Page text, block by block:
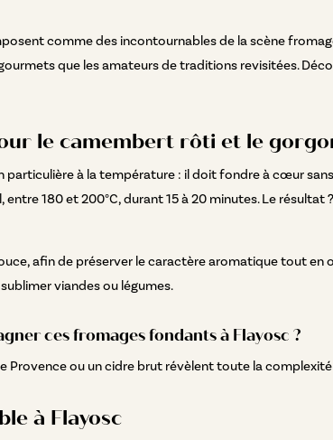
comme des incontournables de la scène
que les amateurs de traditions revisitées.
le camembert rôti et le
à la température : il doit fondre à cœur
entre 180 et 200°C, durant 15 à 20 minutes. Le
afin de préserver le caractère aromatique tout
viandes ou légumes.
ces fromages fondants à Flayosc ?
Provence ou un cidre brut révèlent toute la
à Flayosc